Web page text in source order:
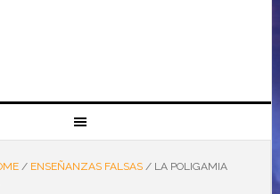
/ ENSEÑANZAS FALSAS /LA POLIGAMIA